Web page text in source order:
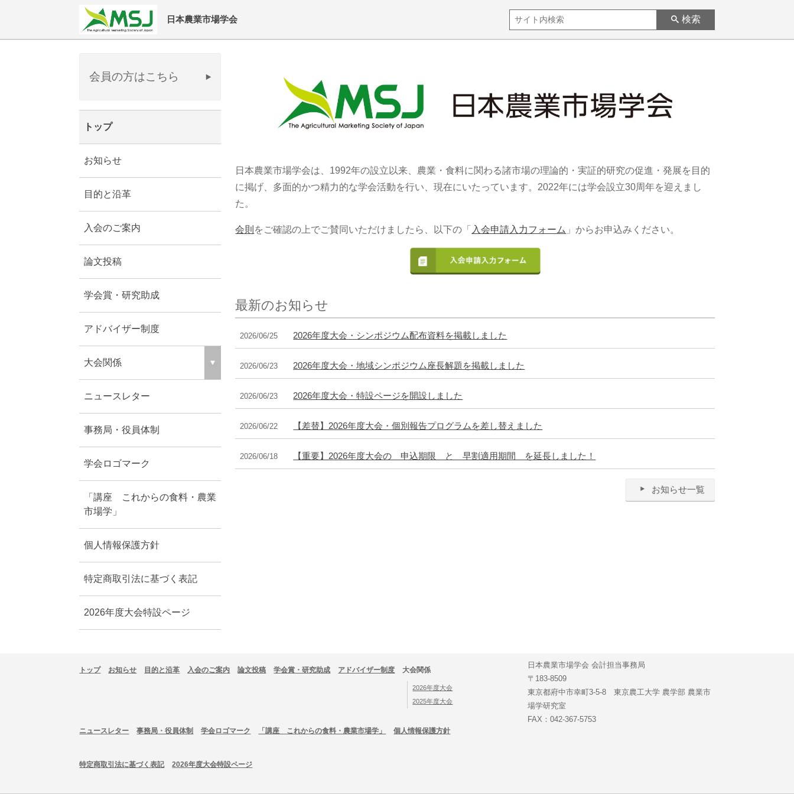
日本農業市場学会 検索
会員の方はこちら
トップ
お知らせ
目的と沿革
入会のご案内
論文投稿
学会賞・研究助成
アドバイザー制度
大会関係
ニュースレター
事務局・役員体制
学会ロゴマーク
「講座 これからの食料・農業
市場学」
個人情報保護方針
特定商取引法に基づく表記
2026年度大会特設ページ
日本農業市場学会は、1992年の設立以来、農業・食料に関わる諸市場の理論的・実証的研究の促進・発展を目的
に掲げ、多面的かつ精力的な学会活動を行い、現在にいたっています。2022年には学会設立30周年を迎えまし
た。
会則 をご確認の上でご賛同いただけましたら、以下の「 入会申請入力フォーム 」からお申込みください。
最新のお知らせ
2026/06/25 2026年度大会・シンポジウム配布資料を掲載しました
2026/06/23 2026年度大会・地域シンポジウム座長解題を掲載しました
2026/06/23 2026年度大会・特設ページを開設しました
2026/06/22 【差替】2026年度大会・個別報告プログラムを差し替えました
2026/06/18 【重要】2026年度大会の 申込期限 と 早割適用期間 を延長しました！
お知らせ一覧
トップ お知らせ 目的と沿革 入会のご案内 論文投稿 学会賞・研究助成 アドバイザー制度 大会関係
2026年度大会
2025年度大会
ニュースレター 事務局・役員体制 学会ロゴマーク 「講座 これからの食料・農業市場学」 個人情報保護方針
特定商取引法に基づく表記 2026年度大会特設ページ
日本農業市場学会 会計担当事務局
〒183-8509
東京都府中市幸町3-5-8 東京農工大学 農学部 農業市
場学研究室
FAX：042-367-5753